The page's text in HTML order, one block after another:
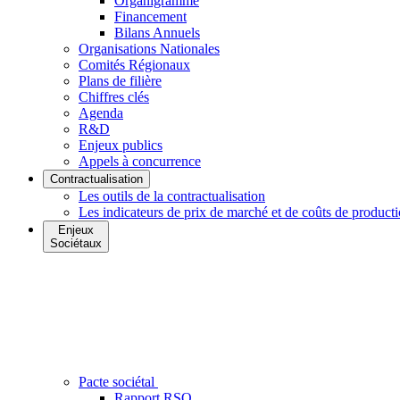
Financement
Bilans Annuels
Organisations Nationales
Comités Régionaux
Plans de filière
Chiffres clés
Agenda
R&D
Enjeux publics
Appels à concurrence
Contractualisation
Les outils de la contractualisation
Les indicateurs de prix de marché et de coûts de
Enjeux
Sociétaux
Pacte sociétal